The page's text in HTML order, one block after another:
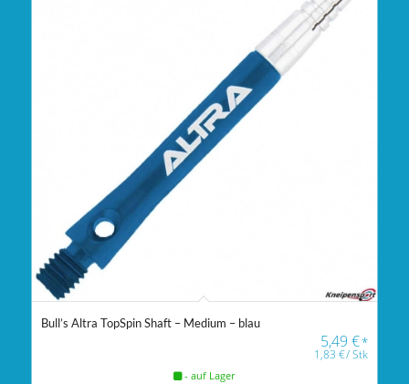
Bull’s Altra TopSpin Shaft – Medium – blau
5,49€*
1,83€/Stk
- auf Lager